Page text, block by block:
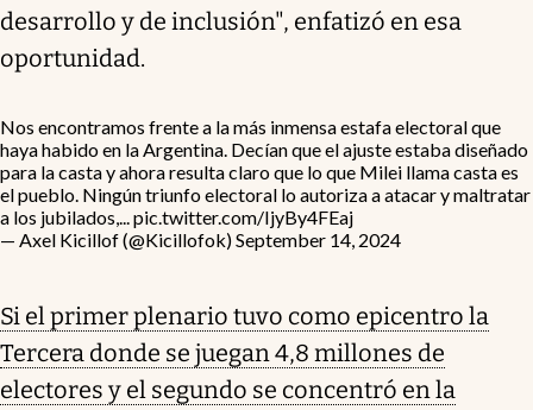
desarrollo y de inclusión", enfatizó en esa
oportunidad.
Nos encontramos frente a la más inmensa estafa electoral que
haya habido en la Argentina. Decían que el ajuste estaba diseñado
para la casta y ahora resulta claro que lo que Milei llama casta es
el pueblo. Ningún triunfo electoral lo autoriza a atacar y maltratar
a los jubilados,... pic.twitter.com/IjyBy4FEaj
— Axel Kicillof (@Kicillofok)September 14, 2024
Si el primer plenario tuvo como epicentro la
Tercera donde se juegan 4,8 millones de
electores y el segundo se concentró en la